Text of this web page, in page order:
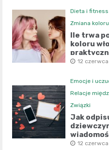
Dieta i fitness
Zmiana
Ile trwa
koloru
12
Emocje i
Relacje
Związki
Jak
12